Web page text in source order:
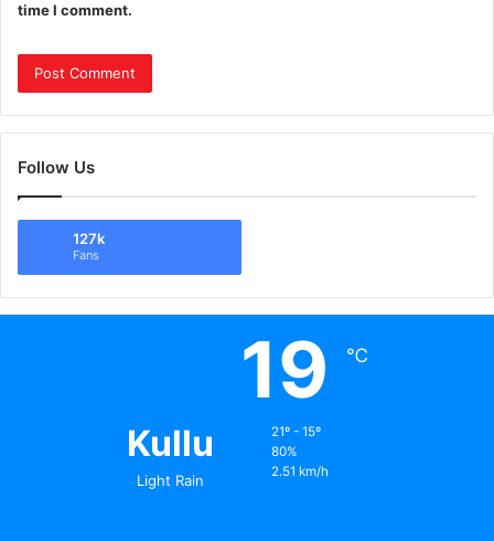
time I comment.
Follow Us
127k
Fans
Kullu
Light Rain
19 ℃
21º - 15º
80%
2.51 km/h